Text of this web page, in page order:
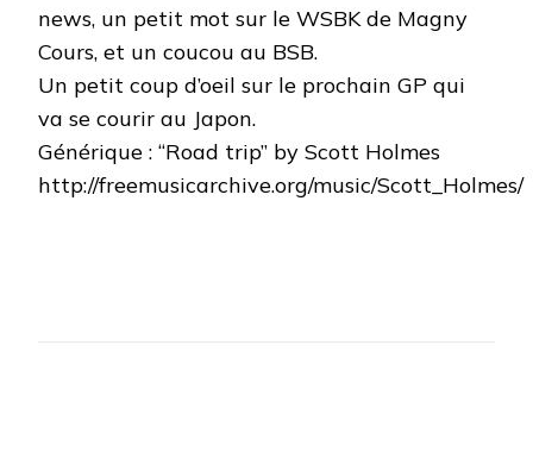
news, un petit mot sur le WSBK de Magny
Cours, et un coucou au BSB.
Un petit coup d’oeil sur le prochain GP qui
va se courir au Japon.
Générique : “Road trip” by Scott Holmes
http://freemusicarchive.org/music/Scott_Holmes/